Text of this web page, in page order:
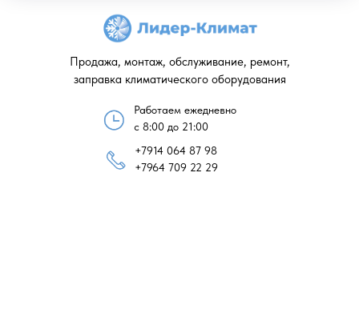
Работаем ежедневно
с 8:00 до 21:00
+7914 064 87 98
+7964 709 22 29
Продажа, монтаж, обслуживание, ремонт,
заправка климатического оборудования